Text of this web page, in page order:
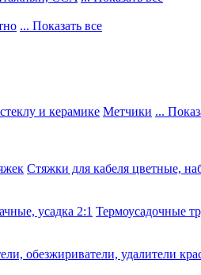
... Показать все
и керамике Метчики ...
Стяжки для кабеля цветные,
усадка 2:1 Термоусадочные
обезжириватели, удалители